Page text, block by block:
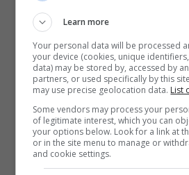
Learn more
Your personal data will be processed
your device (cookies, unique
data) may be stored by, accessed by
partners, or used specifically by this
may use precise geolocation data. List
Some vendors may process your
of legitimate interest, which you can
your options below. Look for a link at
or in the site menu to manage or
and cookie settings.